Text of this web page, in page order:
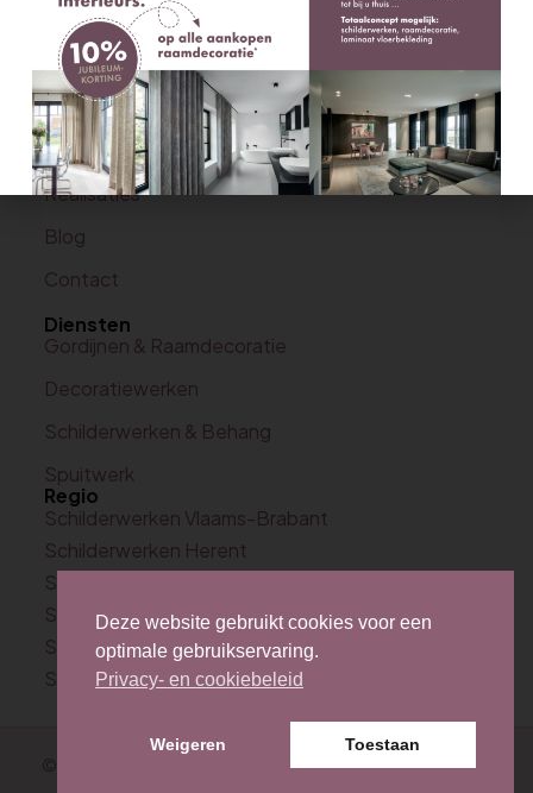
Schilderwerken & Behang
Gordijnen & Raamdecoratie
Decoratiewerken
Tapijten
Realisaties
Blog
Contact
Diensten
Gordijnen & Raamdecoratie
Decoratiewerken
Schilderwerken & Behang
Spuitwerk
Regio
Schilderwerken Vlaams-Brabant
Schilderwerken Herent
Schilderwerken Leuven
Schilderwerken Bertem
Schilderwerken Kortenberg
Schilderwerken Lubbeek
Sitemap-Privacy Policy. Site by
Deze website gebruikt cookies voor een
optimale gebruikservaring.
Privacy- en cookiebeleid
Weigeren Toestaan